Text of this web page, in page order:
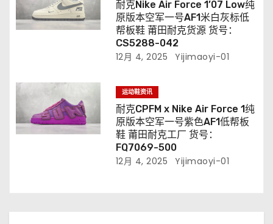
耐克Nike Air Force 1’07 Low纯
原版本空军一号AF1米白灰标低
帮板鞋 莆田耐克货源 货号：
CS5288-042
12月 4, 2025 Yijimaoyi-01
运动鞋资讯
耐克CPFM x Nike Air Force 1纯
原版本空军一号紫色AF1低帮板
鞋 莆田耐克工厂 货号：
FQ7069-500
12月 4, 2025 Yijimaoyi-01